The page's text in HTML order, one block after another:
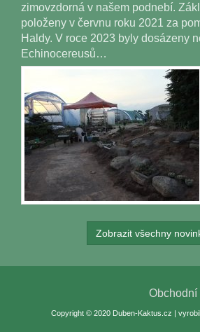
zimovzdorná v našem podnebí.
položeny v červnu roku 2021 za
Haldy. V roce 2023 byly dosázeny
Echinocereusů…
Zobrazit všechny
Obchodní
Copyright © 2020 Duben-Kaktus.cz | vyrobil